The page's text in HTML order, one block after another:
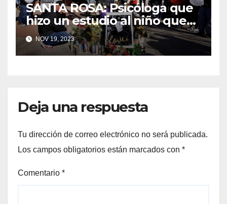
SANTA ROSA: Psicóloga que
hizo un estudio al niño que
mató a Jayden Pienta dijó
que el alumno mostró
indicios de trastorno de
NOV 19, 2023
Deja una respuesta
Tu dirección de correo electrónico no será publicada.
Los campos obligatorios están marcados con *
Comentario *